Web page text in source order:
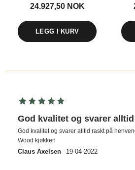
24.927,50 NOK
LEGG I KURV
God kvalitet og svarer
God kvalitet og svarer alltid raskt på
Wood kjøkken
Claus Axelsen 19-04-2022